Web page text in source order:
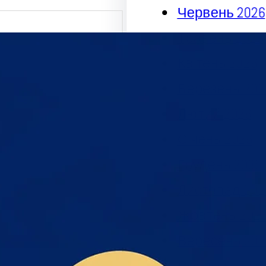
Червень 2026
Травень 2026